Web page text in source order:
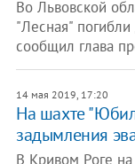
Во Львовской
"Лесная"
сообщил глава
14 мая 2019, 17:20
На шахте
задымления
В Кривом Роге